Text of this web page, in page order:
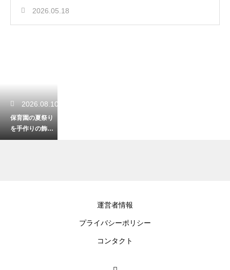
2026.05.18
2026.08.10
保育園の夏祭り
を手作りの飾り
付けで盛り上げ
運営者情報
プライバシーポリシー
コンタクト